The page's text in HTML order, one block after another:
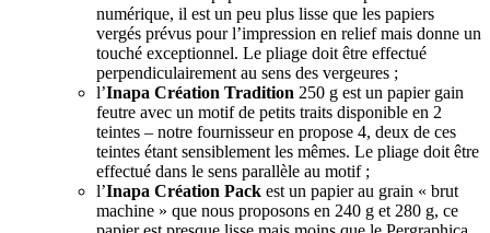
numérique, il est un peu plus lisse que les papiers
vergés prévus pour l’impression en relief mais donne un
touché exceptionnel. Le pliage doit être effectué
perpendiculairement au sens des vergeures ;
l’Inapa Création Tradition 250 g est un papier gain
feutre avec un motif de petits traits disponible en 2
teintes – notre fournisseur en propose 4, deux de ces
teintes étant sensiblement les mêmes. Le pliage doit être
effectué dans le sens parallèle au motif ;
l’Inapa Création Pack est un papier au grain « brut
machine » que nous proposons en 240 g et 280 g, ce